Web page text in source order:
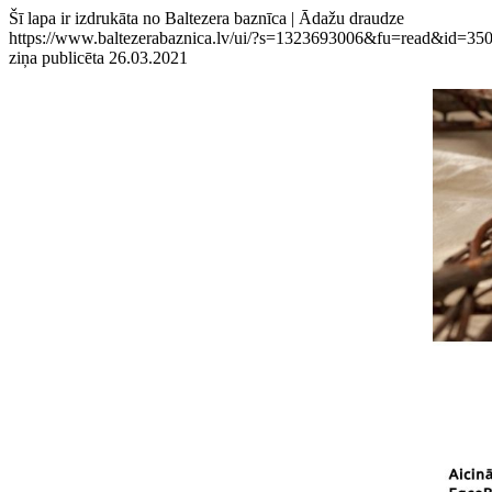
Šī lapa ir izdrukāta no Baltezera baznīca | Ādažu draudze
https://www.baltezerabaznica.lv/ui/?s=1323693006&fu=read&id=350
ziņa publicēta 26.03.2021